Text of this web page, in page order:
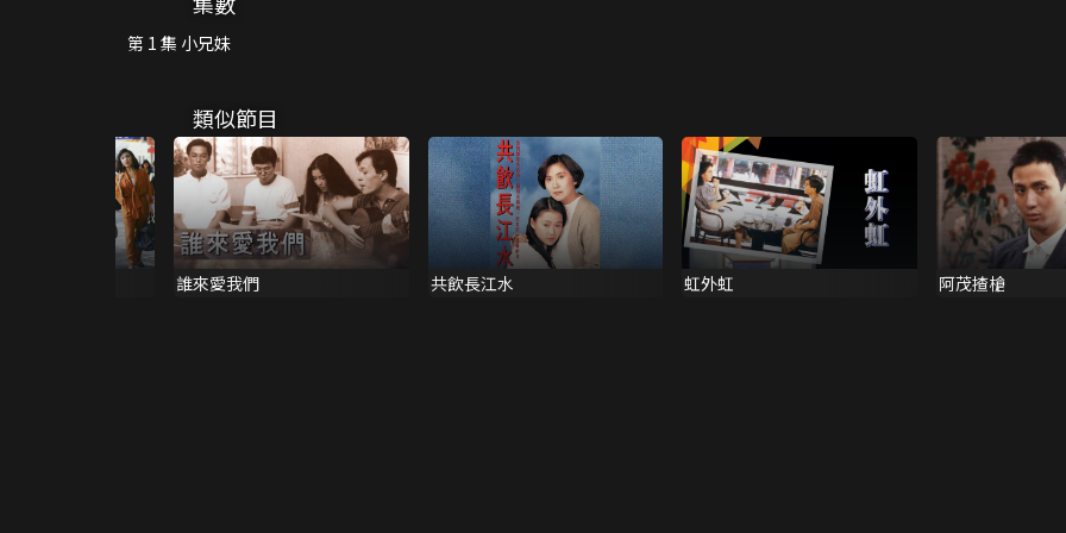
第 1 集 小兄妹
類似節目
誰來愛我們 共飲長江水 虹外虹 阿茂揸槍